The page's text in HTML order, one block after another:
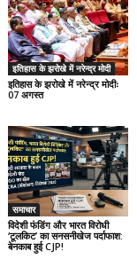
इतिहास के झरोखे में नरेन्द्र मोदी
इतिहास के झरोखे में नरेन्द्र मोदीः
07 अगस्त
समाचार
विदेशी फंडिंग और भारत विरोधी
‘टूलकिट’ का सनसनीखेज पर्दाफाश:
बेनकाब हुई CJP!